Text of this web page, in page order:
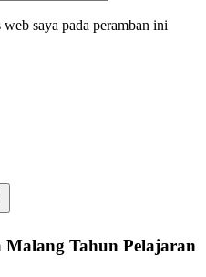
saya pada peramban ini
Tahun Pelajaran